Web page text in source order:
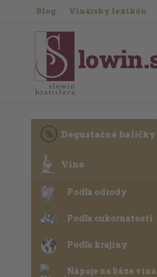
Blog Vinársky lexikón
Degustačné balíčky
Víno
Podľa odrody
Podľa cukornatosti
Podľa krajiny
Nápoje na báze vína